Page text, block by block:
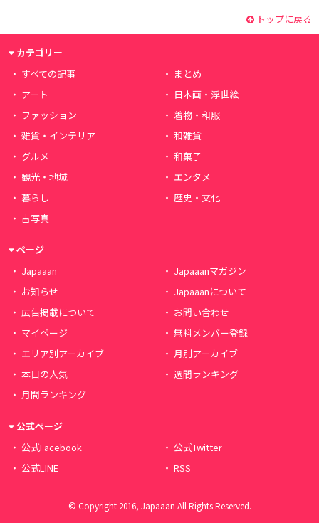
トップに戻る
カテゴリー
すべての記事
まとめ
アート
日本画・浮世絵
ファッション
着物・和服
雑貨・インテリア
和雑貨
グルメ
和菓子
観光・地域
エンタメ
暮らし
歴史・文化
古写真
ページ
Japaaan
Japaaanマガジン
お知らせ
Japaaanについて
広告掲載について
お問い合わせ
マイページ
無料メンバー登録
エリア別アーカイブ
月別アーカイブ
本日の人気
週間ランキング
月間ランキング
公式ページ
公式Facebook
公式Twitter
公式LINE
RSS
© Copyright 2016, Japaaan All Rights Reserved.